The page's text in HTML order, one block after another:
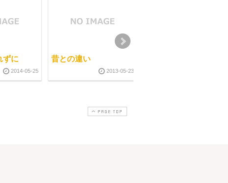
ずに
2014-05-25
昔との違い
2013-05-23
PAGE TOP